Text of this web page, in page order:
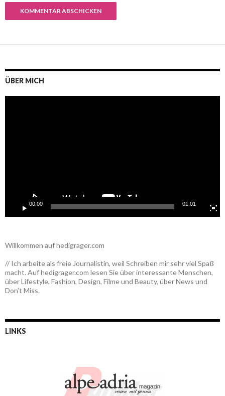
ÜBER MICH
00:00 01:01
Willkommen auf hedigrager.com
// Ich arbeite als freie Journalistin, weil Schreiben mir sehr viel Spaß
macht. Auf hedigrager.com lesen Sie über interessante Menschen,
über Lifestyle, Fashion, Design, Filme und Beauty, über News und
Don’t Miss.
LINKS